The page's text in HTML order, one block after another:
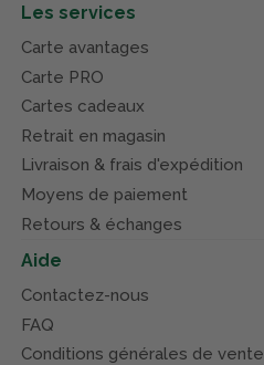
Les services
Carte avantages
Carte PRO
Cartes cadeaux
Retrait en magasin
Livraison & frais d'expédition
Moyens de paiement
Retours & échanges
Aide
Contactez-nous
FAQ
Conditions générales de vente